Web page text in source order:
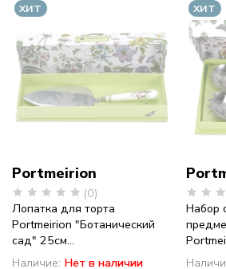
ХИТ
Portmeirion
(0)
Лопатка для торта
Portmeirion "Ботанический
сад" 25см...
Наличие: Нет в наличии
ХИТ
Набор